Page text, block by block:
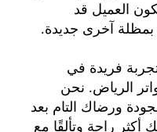
العميل قد
آخرى جديدة.
فريدة في
الرياض. نحن
ورضاك التام بعد
أكثر راحة وتألقًا مع